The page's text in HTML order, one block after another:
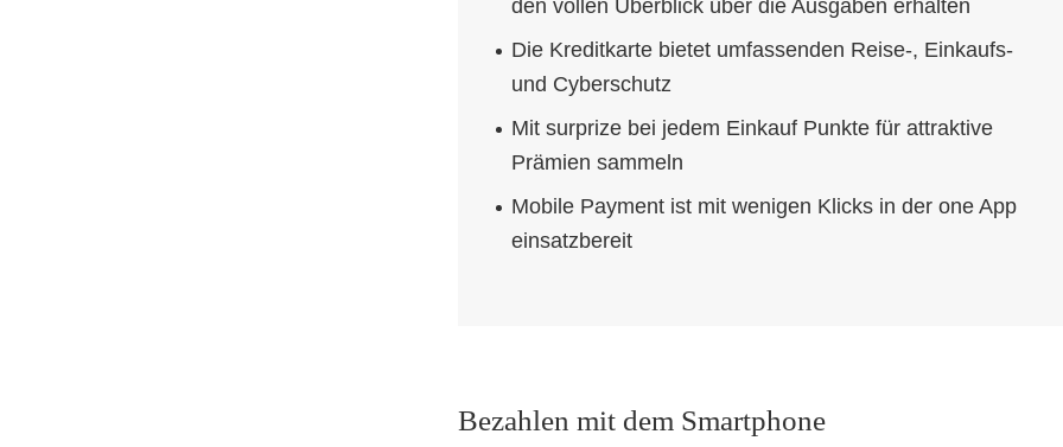
den vollen Überblick über die Ausgaben erhalten
Die Kreditkarte bietet umfassenden Reise-, Einkaufs-
und Cyberschutz
Mit surprize bei jedem Einkauf Punkte für attraktive
Prämien sammeln
Mobile Payment ist mit wenigen Klicks in der one App
einsatzbereit
Bezahlen mit dem Smartphone